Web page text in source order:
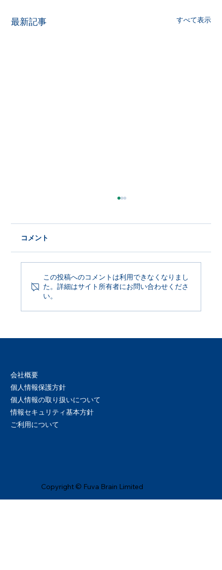
最新記事 すべて表示
Product Update 2026年6月29日
コメント
この投稿へのコメントは利用できなくなりまし
た。詳細はサイト所有者にお問い合わせくださ
い。
Copyright © Fuva Brain Limited
会社概要
個人情報保護方針
個人情報の取り扱いについて
情報セキュリティ基本方針
ご利用について